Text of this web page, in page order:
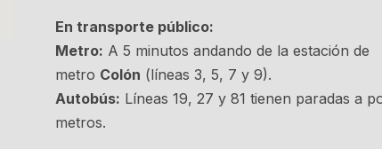
En transporte público:
Metro: A 5 minutos andando de la estación de
metro Colón (líneas 3, 5, 7 y 9).
Autobús: Líneas 19, 27 y 81 tienen paradas a
metros.